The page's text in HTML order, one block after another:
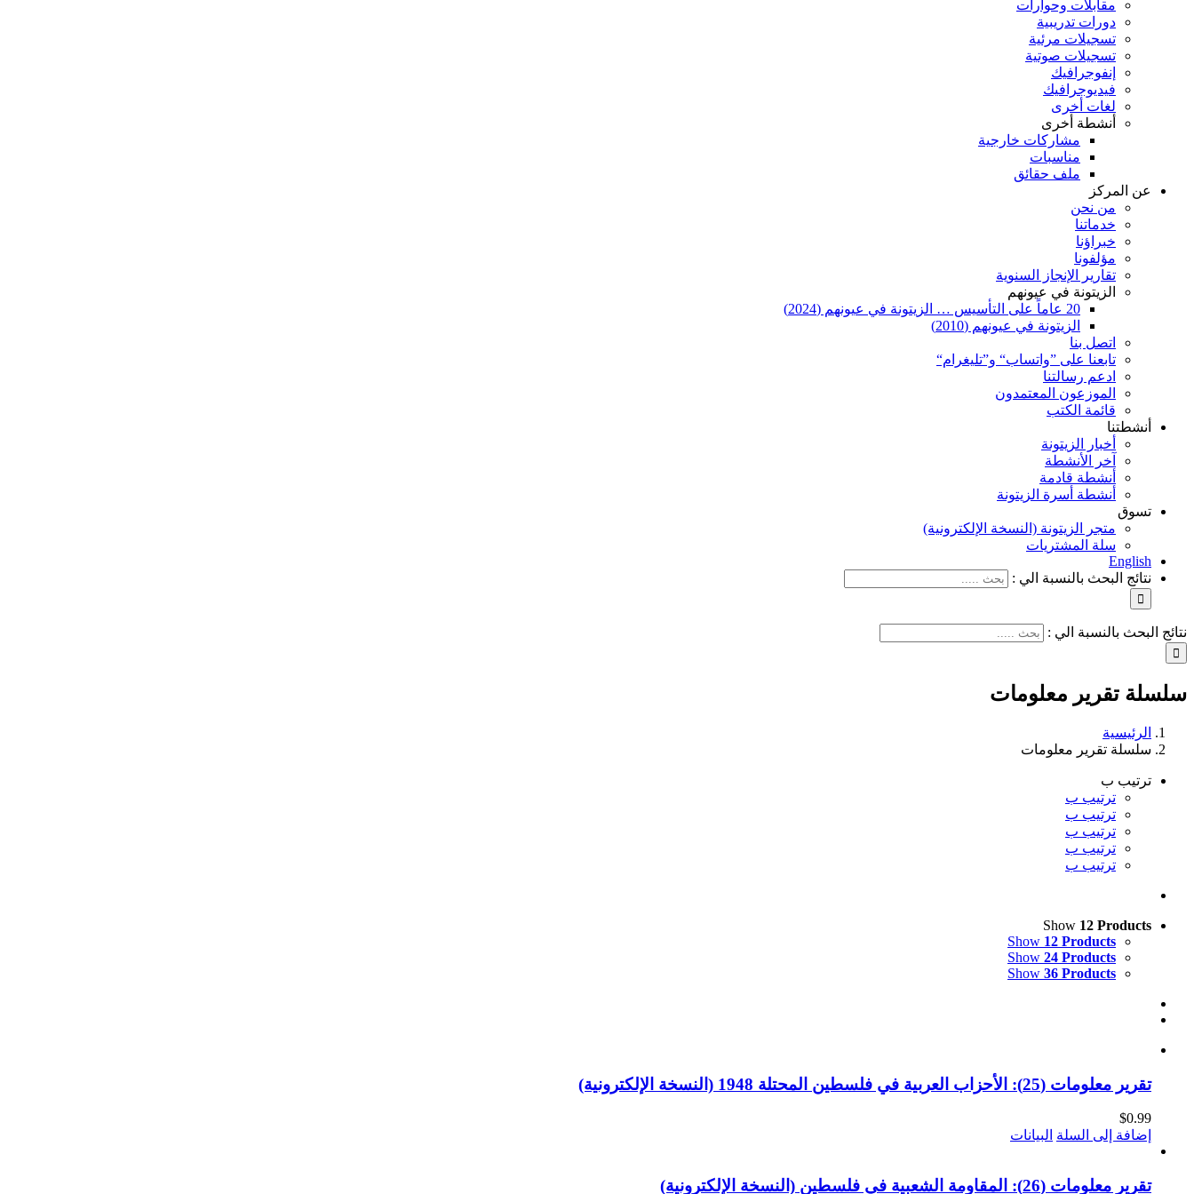
مقابلات وحوارات
دورات تدريبية
تسجيلات مرئية
تسجيلات صوتية
إنفوجرافيك
فيديوجرافيك
لغات أخرى
أنشطة أخرى
مشاركات خارجية
مناسبات
ملف حقائق
عن المركز
من نحن
خدماتنا
خبراؤنا
مؤلفونا
تقارير الإنجاز السنوية
الزيتونة في عيونهم
20 عاماً على التأسيس … الزيتونة في عيونهم (2024)
الزيتونة في عيونهم (2010)
اتصل بنا
تابعنا على ”واتساب“ و”تليغرام“
ادعم رسالتنا
الموزعون المعتمدون
قائمة الكتب
أنشطتنا
أخبار الزيتونة
آخر الأنشطة
أنشطة قادمة
أنشطة أسرة الزيتونة
تسوق
متجر الزيتونة (النسخة الإلكترونية)
سلة المشتريات
English
نتائج البحث بالنسبة الي :
نتائج البحث بالنسبة الي :
سلسلة تقرير معلومات
الرئيسية
سلسلة تقرير معلومات
ترتيب ب
ترتيب ب
ترتيب ب
ترتيب ب
ترتيب ب
ترتيب ب
Show 12 Products
Show 12 Products
Show 24 Products
Show 36 Products
تقرير معلومات (25): الأحزاب العربية في فلسطين المحتلة 1948 (النسخة الإلكترونية)
$0.99
إضافة إلى السلة البيانات
تقرير معلومات (26): المقاومة الشعبية في فلسطين (النسخة الإلكترونية)